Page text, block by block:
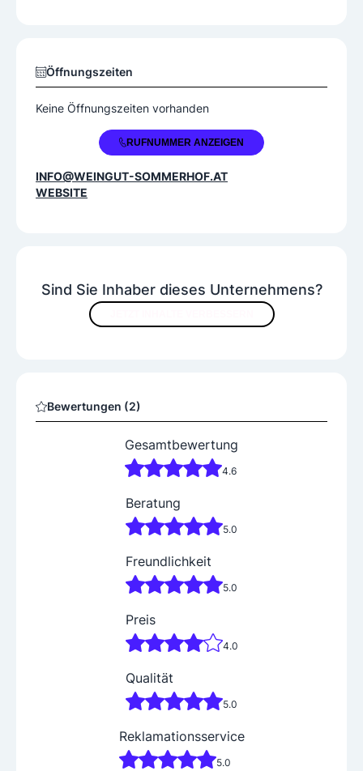
Neuburger
Welschriesling
Verkostungen
Rotweine
Frizzante
Roséweine
Süßweine
Sind Sie Inhaber dieses Unternehmens?
Bewertungen (2)
Gesamtbewertung
4.6
Beratung
5.0
Freundlichkeit
5.0
Preis
4.0
Qualität
5.0
Reklamationsservice
5.0
Öffnungszeiten
Keine Öffnungszeiten vorhanden
+43 2685 8541RUFNUMMER ANZEIGEN
INFO@WEINGUT-SOMMERHOF.AT
WEBSITE